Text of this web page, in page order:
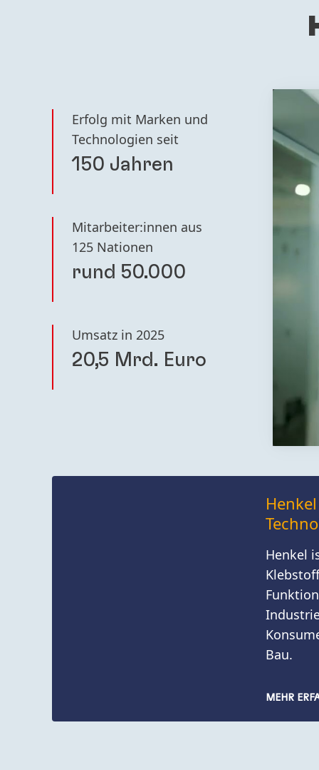
Erfolg mit Marken und
Technologien seit
150 Jahren
Mitarbeiter:innen aus
125 Nationen
rund 50.000
Umsatz in 2025
20,5 Mrd. Euro
Henkel
Bau.
MEHR